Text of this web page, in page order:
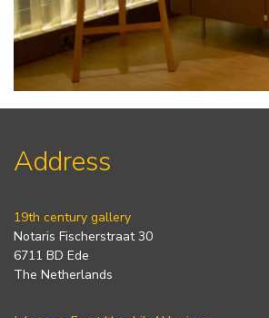
Address
19th century gallery
Notaris Fischerstraat 30
6711 BD Ede
The Netherlands